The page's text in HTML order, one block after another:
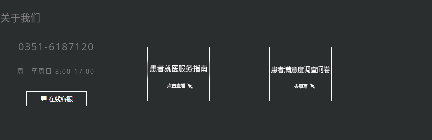
关于我们
0351-6187120
周一至周日 8:00-17:00